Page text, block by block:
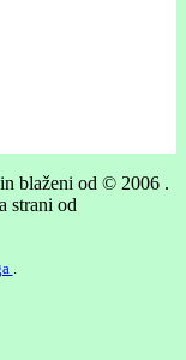
blaženi od © 2006 .
strani od